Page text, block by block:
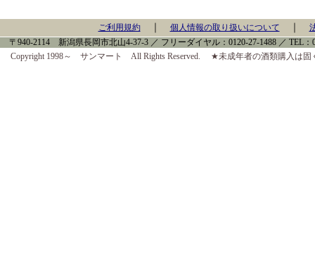
ご利用規約｜ 個人情報の取り扱いについて
〒940-2114 新潟県長岡市北山4-37-3 ／ フリーダイヤル：0120-27-1488 ／ TEL：
Copyright 1998～ サンマート All Rights Reserved. ★未成年者の酒類購入は固